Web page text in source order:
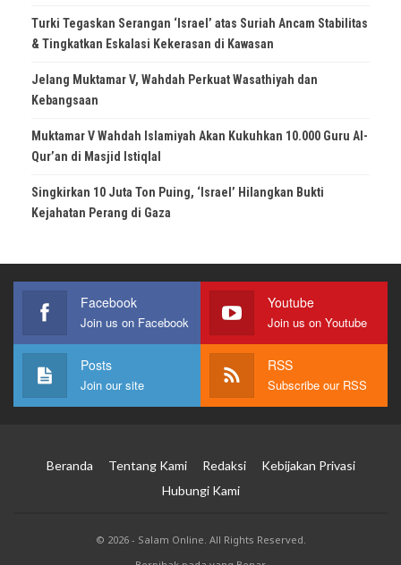
Turki Tegaskan Serangan ‘Israel’ atas Suriah Ancam Stabilitas
& Tingkatkan Eskalasi Kekerasan di Kawasan
Jelang Muktamar V, Wahdah Perkuat Wasathiyah dan
Kebangsaan
Muktamar V Wahdah Islamiyah Akan Kukuhkan 10.000 Guru Al-
Qur’an di Masjid Istiqlal
Singkirkan 10 Juta Ton Puing, ‘Israel’ Hilangkan Bukti
Kejahatan Perang di Gaza
Facebook
Join us on Facebook
Youtube
Join us on Youtube
Posts
Join our site
RSS
Subscribe our RSS
Beranda Tentang Kami Redaksi
Kebijakan Privasi
Hubungi Kami
© 2026 - Salam Online. All Rights Reserved.